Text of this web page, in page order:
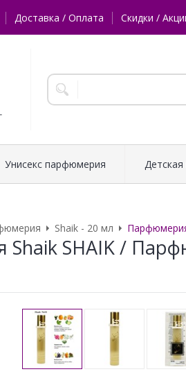
Доставка / Оплата Скидки /
Унисекс парфюмерия
Shaik - 20 мл
SHAIK /